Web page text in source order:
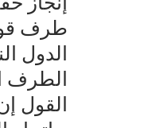
طرف
الدول
الطرف
القول